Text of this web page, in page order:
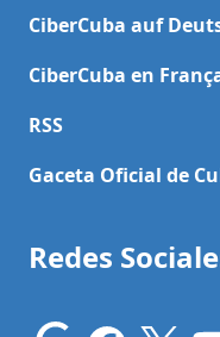
CiberCuba auf
CiberCuba en
RSS
Gaceta Oficial de
Redes